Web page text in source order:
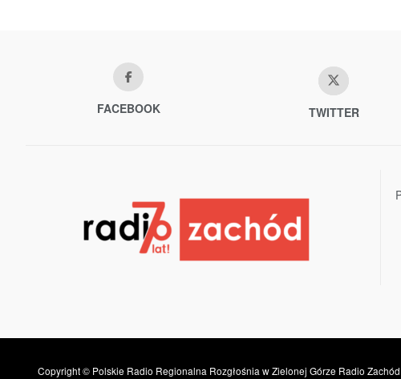
FACEBOOK TWITTER
Copyright © Polskie Radio Regionalna Rozgłośnia w Zielonej Górze Radio